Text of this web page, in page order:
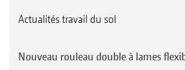
Actualités travail du sol
Nouveau rouleau double à lames